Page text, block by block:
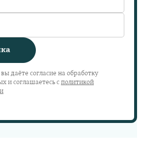
даёте согласие на обработку
и соглашаетесь с политикой